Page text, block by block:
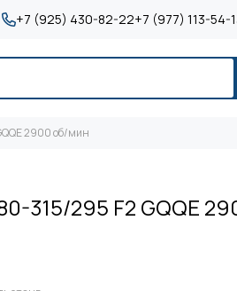
+7 (925) 430-82-22+7 (977) 113-54-
2900 об/мин
315/295 F2 GQQE